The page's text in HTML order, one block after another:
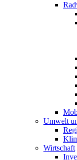
Umwelt
Wirtschaft